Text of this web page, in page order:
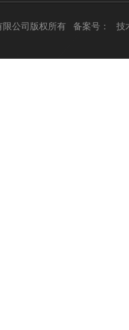
限公司版权所有 备案号： 技